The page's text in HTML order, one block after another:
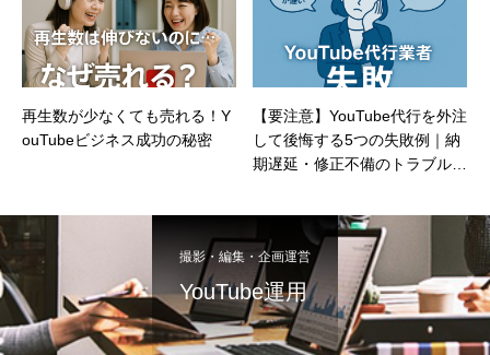
再生数が少なくても売れる！Y
ouTubeビジネス成功の秘密
【要注意】YouTube代行を外注
して後悔する5つの失敗例｜納
期遅延・修正不備のトラブル解
撮影・編集・企画運営
YouTube運用